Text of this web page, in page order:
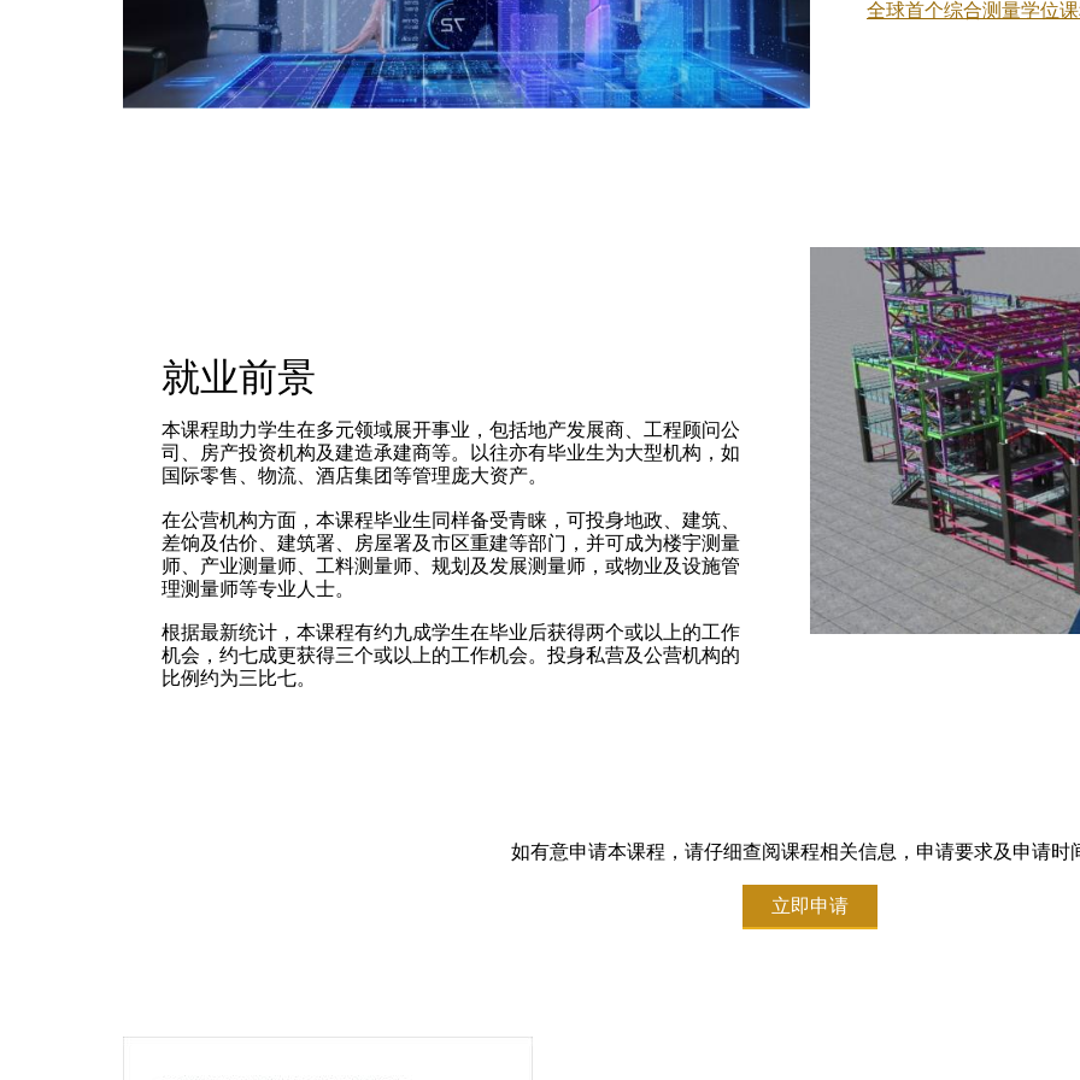
全球首个综合测量学位
就业前景
本课程助力学生在多元领域展开事业，包括地产发展商、工程顾问公
司、房产投资机构及建造承建商等。以往亦有毕业生为大型机构，如
国际零售、物流、酒店集团等管理庞大资产。
在公营机构方面，本课程毕业生同样备受青睐，可投身地政、建筑、
差饷及估价、建筑署、房屋署及市区重建等部门，并可成为楼宇测量
师、产业测量师、工料测量师、规划及发展测量师，或物业及设施管
理测量师等专业人士。
根据最新统计，本课程有约九成学生在毕业后获得两个或以上的工作
机会，约七成更获得三个或以上的工作机会。投身私营及公营机构的
比例约为三比七。
如有意申请本课程，请仔细查阅课程相关信息，申请要求及申请时
立即申请